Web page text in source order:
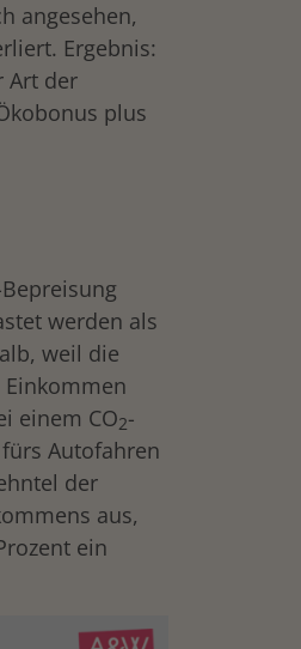
angesehen,
Ergebnis:
Art der
plus
werden als
weil die
einem CO2-
Autofahren
der
aus,
ein